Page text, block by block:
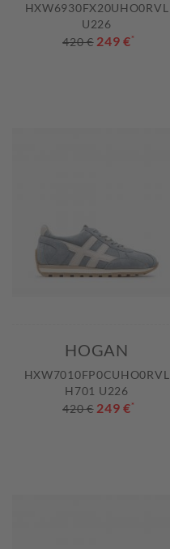
HXW6930FX20UHO0RVL
U226
420 € 249 €*
HOGAN
HXW7010FP0CUHO0RVL
H701 U226
420 € 249 €*